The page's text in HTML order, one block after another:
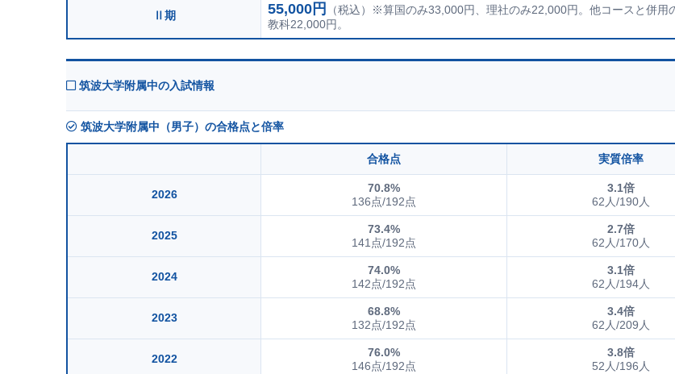
Ⅱ期 55,000円
（税込）※算国のみ33,000円、理社のみ22,000円。他コースと併用
教科22,000円。
筑波大学附属中の入試情報
筑波大学附属中（男子）の合格点と倍率
合格点 実質倍率
2026
70.8%
136点/192点
3.1倍
62人/190人
2025
73.4%
141点/192点
2.7倍
62人/170人
2024
74.0%
142点/192点
3.1倍
62人/194人
2023
68.8%
132点/192点
3.4倍
62人/209人
2022
76.0%
146点/192点
3.8倍
52人/196人